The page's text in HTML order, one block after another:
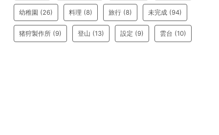
幼稚園 (26) 料理 (8) 旅行 (8) 未完成 (94)
猪狩製作所 (9) 登山 (13) 設定 (9) 雲台 (10)